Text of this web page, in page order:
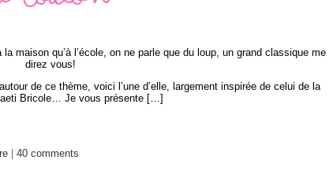
maison qu’à l’école, on ne parle que du loup, un grand classique me
direz vous!
de ce thème, voici l’une d’elle, largement inspirée de celui de la
Bricole… Je vous présente […]
40 comments